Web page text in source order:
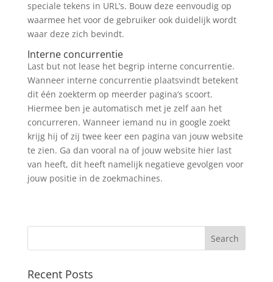
speciale tekens in URL’s. Bouw deze eenvoudig op
waarmee het voor de gebruiker ook duidelijk wordt
waar deze zich bevindt.
Interne concurrentie
Last but not lease het begrip interne concurrentie.
Wanneer interne concurrentie plaatsvindt betekent
dit één zoekterm op meerder pagina’s scoort.
Hiermee ben je automatisch met je zelf aan het
concurreren. Wanneer iemand nu in google zoekt
krijg hij of zij twee keer een pagina van jouw website
te zien. Ga dan vooral na of jouw website hier last
van heeft, dit heeft namelijk negatieve gevolgen voor
jouw positie in de zoekmachines.
Recent Posts